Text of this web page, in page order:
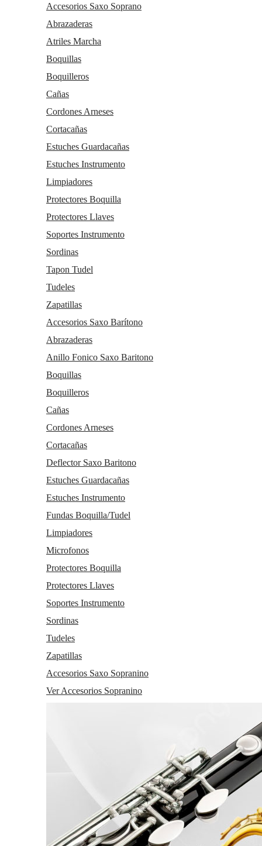
Accesorios Saxo Soprano
Abrazaderas
Atriles Marcha
Boquillas
Boquilleros
Cañas
Cordones Arneses
Cortacañas
Estuches Guardacañas
Estuches Instrumento
Limpiadores
Protectores Boquilla
Protectores Llaves
Soportes Instrumento
Sordinas
Tapon Tudel
Tudeles
Zapatillas
Accesorios Saxo Barítono
Abrazaderas
Anillo Fonico Saxo Baritono
Boquillas
Boquilleros
Cañas
Cordones Arneses
Cortacañas
Deflector Saxo Baritono
Estuches Guardacañas
Estuches Instrumento
Fundas Boquilla/Tudel
Limpiadores
Microfonos
Protectores Boquilla
Protectores Llaves
Soportes Instrumento
Sordinas
Tudeles
Zapatillas
Accesorios Saxo Sopranino
Ver Accesorios Sopranino